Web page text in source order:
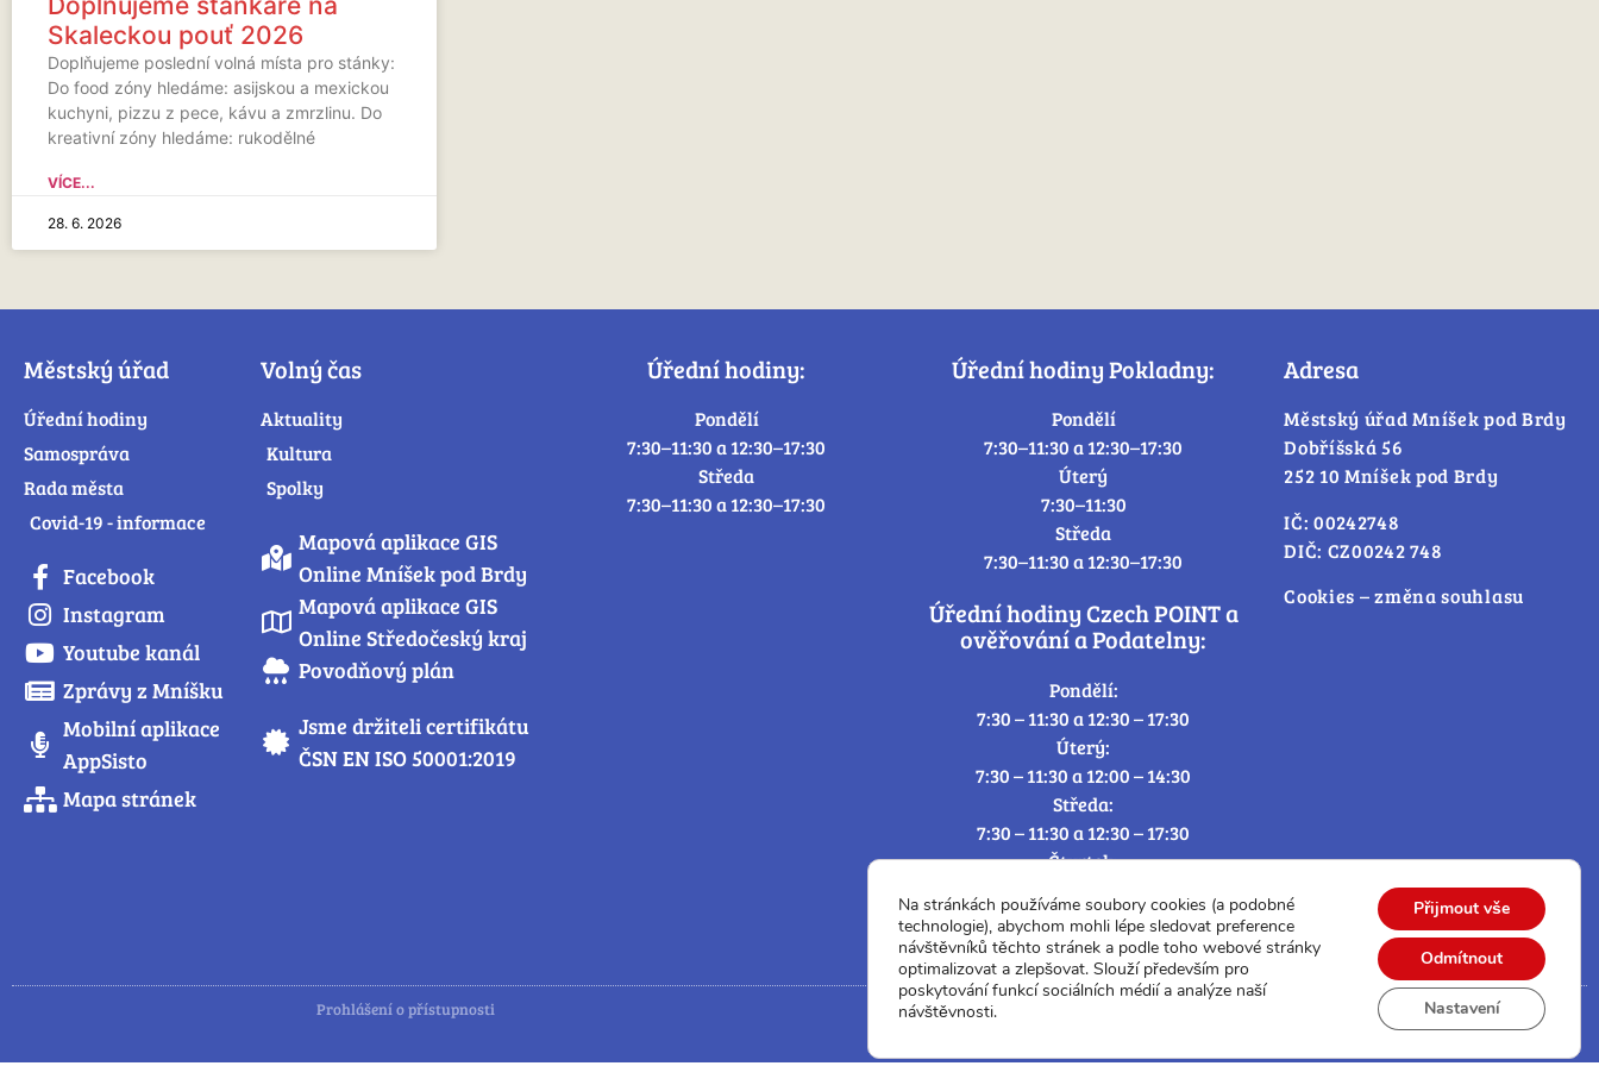
Skaleckou pouť 2026
Doplňujeme poslední volná místa pro stánky:
Do food zóny hledáme: asijskou a mexickou
kuchyni, pizzu z pece, kávu a zmrzlinu. Do
kreativní zóny hledáme: rukodělné
VÍCE...
28. 6. 2026
Městský úřad
Úřední hodiny
Samospráva
Rada města
Covid-19 - informace
Facebook
Instagram
Youtube kanál
Zprávy z Mníšku
Mobilní aplikace
AppSisto
Mapa stránek
Volný čas
Aktuality
Kultura
Spolky
Mapová aplikace GIS
Online Mníšek pod Brdy
Mapová aplikace GIS
Online Středočeský kraj
Povodňový plán
Jsme držiteli certifikátu
ČSN EN ISO 50001:2019
Úřední hodiny:
Pondělí
7:30–11:30 a 12:30–17:30
Středa
7:30–11:30 a 12:30–17:30
Úřední hodiny Pokladny:
Pondělí
7:30–11:30 a 12:30–17:30
Úterý
7:30–11:30
Středa
7:30–11:30 a 12:30–17:30
Úřední hodiny Czech POINT a
ověřování a Podatelny:
Pondělí:
7:30 – 11:30 a 12:30 – 17:30
Úterý:
7:30 – 11:30 a 12:00 – 14:30
Středa:
7:30 – 11:30 a 12:30 – 17:30
Čtvrtek:
Pátek:
7:30 – 12:30
Adresa
Městský úřad Mníšek pod Brdy
Dobříšská 56
252 10 Mníšek pod Brdy
IČ: 00242748
DIČ: CZ00242 748
Cookies – změna souhlasu
Prohlášení o přístupnosti
Na stránkách používáme soubory cookies (a podobné
technologie), abychom mohli lépe sledovat preference
návštěvníků těchto stránek a podle toho webové stránky
optimalizovat a zlepšovat. Slouží především pro
poskytování funkcí sociálních médií a analýze naší
návštěvnosti.
Přijmout vše
Odmítnout
Nastavení